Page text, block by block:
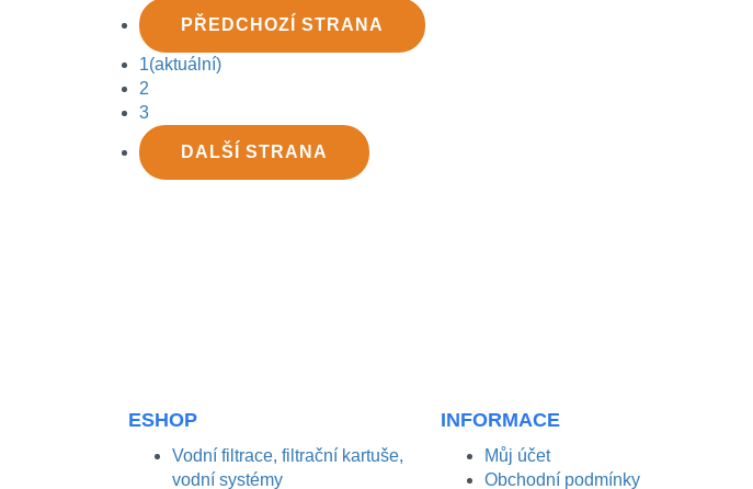
PŘEDCHOZÍ STRANA
1(aktuální)
2
3
DALŠÍ STRANA
ESHOP
Vodní filtrace, filtrační kartuše,
vodní systémy
INFORMACE
Můj účet
Obchodní podmínky